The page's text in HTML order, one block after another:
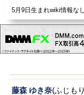
5月9日生まれwiki情報な
藤森 ゆき奈(ふじも